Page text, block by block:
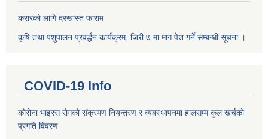
करारको लागि दरखास्त फाराम
कृषि तथा पशुपालन प्रवर्द्धन कार्यक्रम, जिरी ७ मा माग पेश गर्ने सम्बन्धी सूचना ।
COVID-19 Info
कोरोना भाइरस रोगको संक्रमण नियन्त्रण र व्यबस्थापनमा हालसम्म कुल खर्चको
प्रगति विवरण